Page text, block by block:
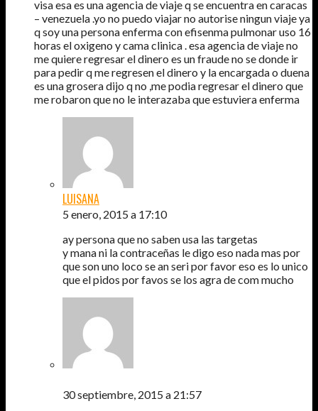
visa esa es una agencia de viaje q se encuentra en caracas
– venezuela .yo no puedo viajar no autorise ningun viaje ya
q soy una persona enferma con efisenma pulmonar uso 16
horas el oxigeno y cama clinica . esa agencia de viaje no
me quiere regresar el dinero es un fraude no se donde ir
para pedir q me regresen el dinero y la encargada o duena
es una grosera dijo q no ,me podia regresar el dinero que
me robaron que no le interazaba que estuviera enferma
LUISANA
5 enero, 2015 a 17:10
ay persona que no saben usa las targetas
y mana ni la contraceñas le digo eso nada mas por
que son uno loco se an seri por favor eso es lo unico
que el pidos por favos se los agra de com mucho
30 septiembre, 2015 a 21:57